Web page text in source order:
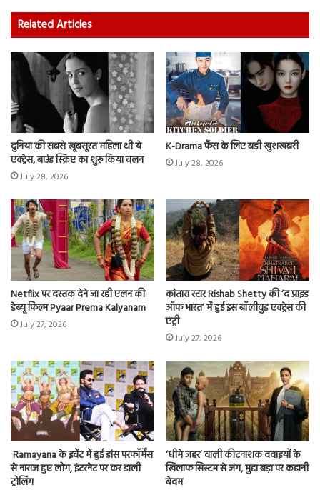
Related Articles
दुनिया की सबसे खूबसूरत महिला थी ये
एक्ट्रेस, बाउंड स्क्रिप्ट का शुरू किया चलन
July 28, 2026
K-Drama फैंस के लिए बड़ी खुशखबरी
July 28, 2026
Netflix पर दस्तक देने जा रही एलन की
डेब्यू फिल्म Pyaar Prema Kalyanam
July 27, 2026
कांतारा स्टार Rishab Shetty की ‘द प्राइड
ऑफ भारत’ में हुई इस बॉलीवुड एक्ट्रेस की
एंट्री
July 27, 2026
Ramayana के इवेंट में हुई डांस परफॉर्मेंस
से नाराज हुए लोग, इंटरनेट पर कर डाली
ट्रोलिंग
‘धीमे जहर’ वाली कीटनाशक दवाइयों के
खिलाफ सिस्टम से जंग, मुद्दा बड़ा पर कहानी
बेदम